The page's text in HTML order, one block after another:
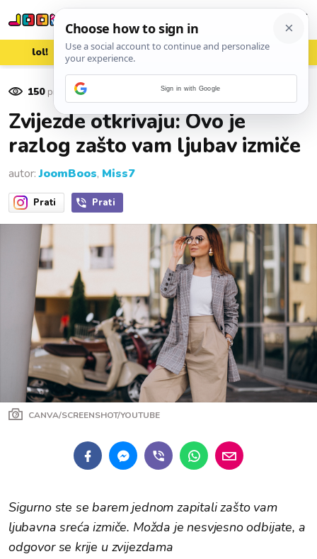
lol! aww vrh! woot?!
150pregleda
Zvijezde otkrivaju: Ovo je
razlog zašto vam ljubav izmiče
autor:JoomBoos, Miss7
Prati Prati
CANVA/SCREENSHOT/YOUTUBE
Sigurno ste se barem jednom zapitali zašto vam
ljubavna sreća izmiče. Možda je nesvjesno odbijate, a
odgovor se krije u zvijezdama
Sign in with Google